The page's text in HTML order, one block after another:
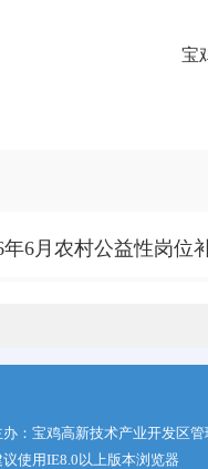
宝
年6月农村公益性岗位
办：宝鸡高新技术产业开发区
议使用IE8.0以上版本浏览器